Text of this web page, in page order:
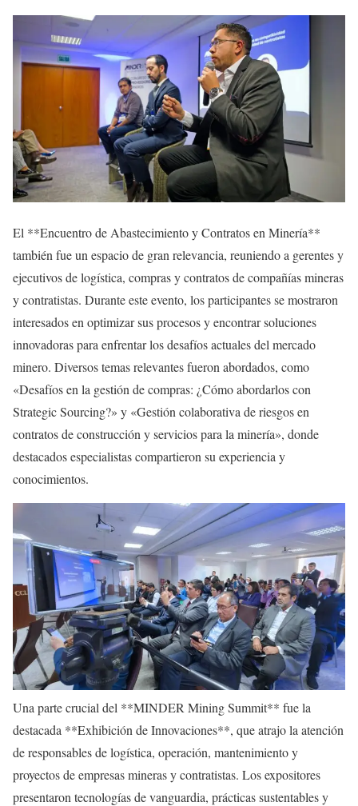
El **Encuentro de Abastecimiento y Contratos en Minería**
también fue un espacio de gran relevancia, reuniendo a gerentes y
ejecutivos de logística, compras y contratos de compañías mineras
y contratistas. Durante este evento, los participantes se mostraron
interesados en optimizar sus procesos y encontrar soluciones
innovadoras para enfrentar los desafíos actuales del mercado
minero. Diversos temas relevantes fueron abordados, como
«Desafíos en la gestión de compras: ¿Cómo abordarlos con
Strategic Sourcing?» y «Gestión colaborativa de riesgos en
contratos de construcción y servicios para la minería», donde
destacados especialistas compartieron su experiencia y
conocimientos.
Una parte crucial del **MINDER Mining Summit** fue la
destacada **Exhibición de Innovaciones**, que atrajo la atención
de responsables de logística, operación, mantenimiento y
proyectos de empresas mineras y contratistas. Los expositores
presentaron tecnologías de vanguardia, prácticas sustentables y